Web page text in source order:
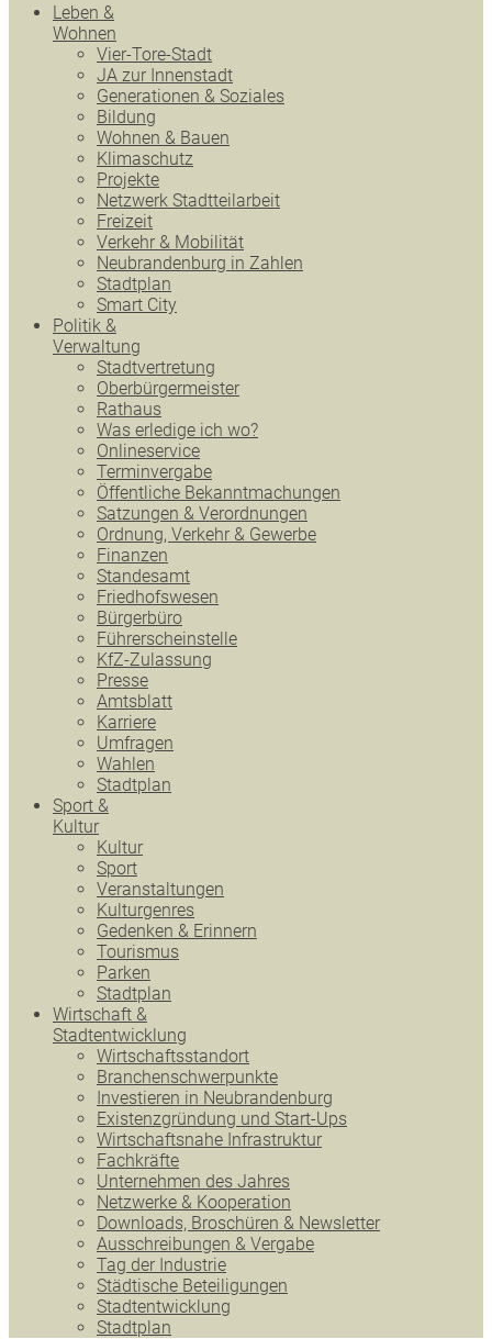
Leben &
Wohnen
Vier-Tore-Stadt
JA zur Innenstadt
Generationen & Soziales
Bildung
Wohnen & Bauen
Klimaschutz
Projekte
Netzwerk Stadtteilarbeit
Freizeit
Verkehr & Mobilität
Neubrandenburg in Zahlen
Stadtplan
Smart City
Politik &
Verwaltung
Stadtvertretung
Oberbürgermeister
Rathaus
Was erledige ich wo?
Onlineservice
Terminvergabe
Öffentliche Bekanntmachungen
Satzungen & Verordnungen
Ordnung, Verkehr & Gewerbe
Finanzen
Standesamt
Friedhofswesen
Bürgerbüro
Führerscheinstelle
KfZ-Zulassung
Presse
Amtsblatt
Karriere
Umfragen
Wahlen
Stadtplan
Sport &
Kultur
Kultur
Sport
Veranstaltungen
Kulturgenres
Gedenken & Erinnern
Tourismus
Parken
Stadtplan
Wirtschaft &
Stadtentwicklung
Wirtschaftsstandort
Branchenschwerpunkte
Investieren in Neubrandenburg
Existenzgründung und Start-Ups
Wirtschaftsnahe Infrastruktur
Fachkräfte
Unternehmen des Jahres
Netzwerke & Kooperation
Downloads, Broschüren & Newsletter
Ausschreibungen & Vergabe
Tag der Industrie
Städtische Beteiligungen
Stadtentwicklung
Stadtplan